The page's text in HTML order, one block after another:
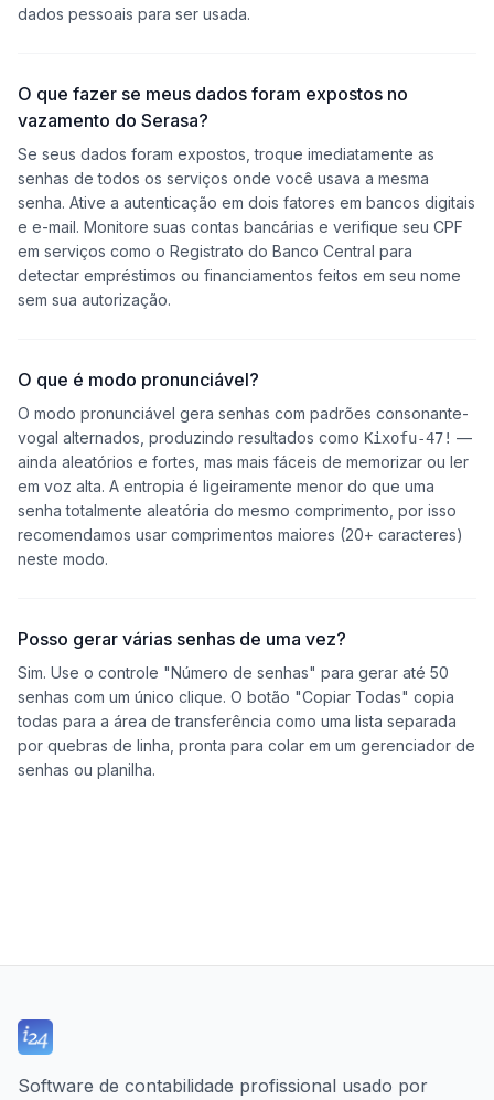
dados pessoais para ser usada.
O que fazer se meus dados foram expostos no
vazamento do Serasa?
Se seus dados foram expostos, troque imediatamente as
senhas de todos os serviços onde você usava a mesma
senha. Ative a autenticação em dois fatores em bancos digitais
e e-mail. Monitore suas contas bancárias e verifique seu CPF
em serviços como o Registrato do Banco Central para
detectar empréstimos ou financiamentos feitos em seu nome
sem sua autorização.
O que é modo pronunciável?
O modo pronunciável gera senhas com padrões consonante-
vogal alternados, produzindo resultados como Kixofu-47! —
ainda aleatórios e fortes, mas mais fáceis de memorizar ou ler
em voz alta. A entropia é ligeiramente menor do que uma
senha totalmente aleatória do mesmo comprimento, por isso
recomendamos usar comprimentos maiores (20+ caracteres)
neste modo.
Posso gerar várias senhas de uma vez?
Sim. Use o controle "Número de senhas" para gerar até 50
senhas com um único clique. O botão "Copiar Todas" copia
todas para a área de transferência como uma lista separada
por quebras de linha, pronta para colar em um gerenciador de
senhas ou planilha.
Software de contabilidade profissional usado por